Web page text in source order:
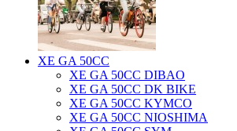
XE GA 50CC
XE GA 50CC DIBAO
XE GA 50CC DK BIKE
XE GA 50CC KYMCO
XE GA 50CC NIOSHIMA